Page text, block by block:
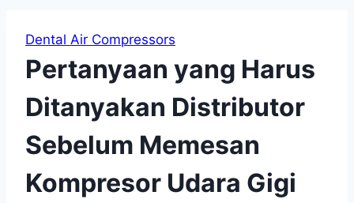
Dental Air Compressors
Pertanyaan yang Harus
Ditanyakan Distributor
Sebelum Memesan
Kompresor Udara Gigi